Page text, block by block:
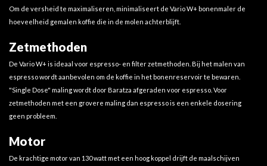
Om de versheid te maximaliseren, minimaliseert de Vario W+ bonenmaler de
hoeveelheid gemalen koffie die in de molen achterblijft.
Zetmethoden
De Vario W+ is ideaal voor espresso- en filter zetmethoden. Bij het malen van
espresso wordt aanbevolen om de koffie in het bonenreservoir te bewaren.
"Single Dose" maling wordt door Baratza afgeraden voor espresso. Voor
zetmethoden met een grovere maling dan espresso is een enkele dosering
geen probleem.
Motor
De krachtige motor van 130 watt met een hoog koppel drijft de maalschijven